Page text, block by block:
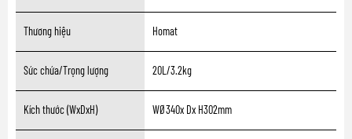
Thương hiệu Homat
Sức chứa/Trọng lượng 20L/3.2kg
Kích thước (WxDxH) WØ340x Dx H302mm